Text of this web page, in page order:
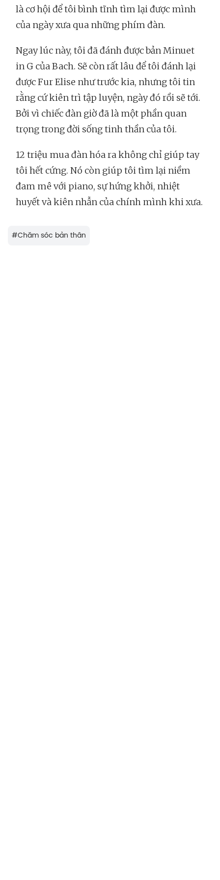
là cơ hội để tôi bình tĩnh tìm lại được mình
của ngày xưa qua những phím đàn.
Ngay lúc này, tôi đã đánh được bản Minuet
in G của Bach. Sẽ còn rất lâu để tôi đánh lại
được Fur Elise như trước kia, nhưng tôi tin
rằng cứ kiên trì tập luyện, ngày đó rồi sẽ tới.
Bởi vì chiếc đàn giờ đã là một phần quan
trọng trong đời sống tinh thần của tôi.
12 triệu mua đàn hóa ra không chỉ giúp tay
tôi hết cứng. Nó còn giúp tôi tìm lại niềm
đam mê với piano, sự hứng khởi, nhiệt
huyết và kiên nhẫn của chính mình khi xưa.
#Chăm sóc bản thân